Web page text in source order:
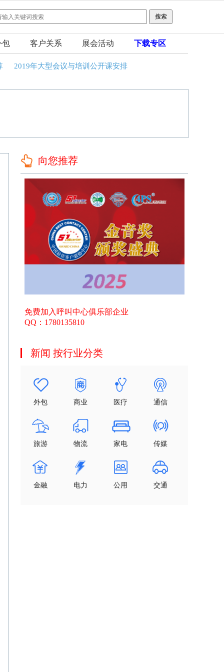
包 客户关系 展会活动 下载专区
2019年大型会议与培训公开课安排
向您推荐
免费加入呼叫中心俱乐部企业
QQ：1780135810
新闻 按行业分类
外包 商业 医疗 通信
旅游 物流 家电 传媒
金融 电力 公用 交通